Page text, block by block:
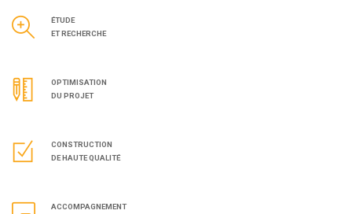
ÉTUDE
ET RECHERCHE
OPTIMISATION
DU PROJET
CONSTRUCTION
DE HAUTE QUALITÉ
ACCOMPAGNEMENT